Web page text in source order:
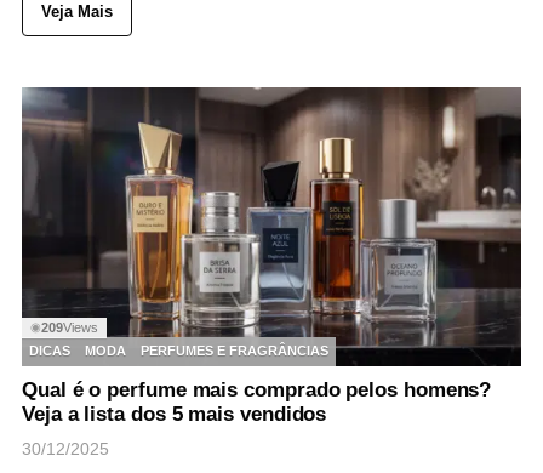
Veja Mais
◉209Views
DICAS
MODA PERFUMES E FRAGRÂNCIAS
Qual é o perfume mais comprado pelos homens?
Veja a lista dos 5 mais vendidos
30/12/2025